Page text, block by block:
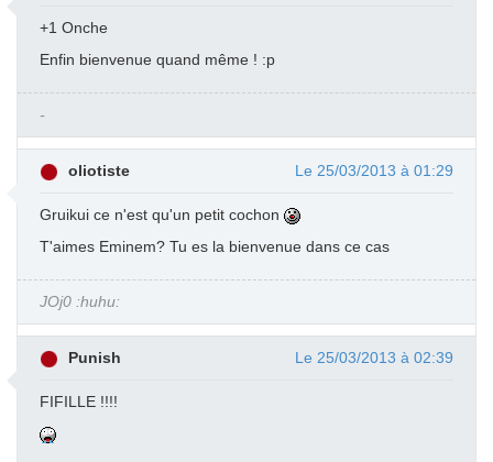
+1 Onche
Enfin bienvenue quand même ! :p
-
oliotiste Le 25/03/2013 à 01:29
Gruikui ce n'est qu'un petit cochon
T'aimes Eminem? Tu es la bienvenue dans ce cas
JOj0 :huhu:
Punish Le 25/03/2013 à 02:39
FIFILLE !!!!